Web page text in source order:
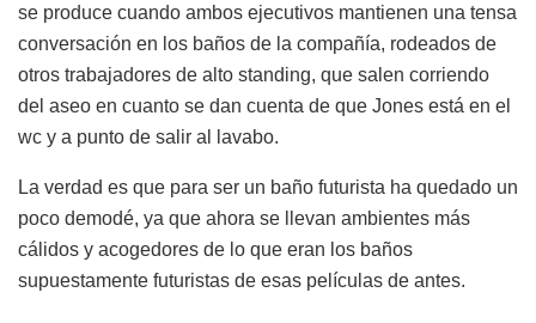
se produce cuando ambos ejecutivos mantienen una tensa
conversación en los baños de la compañía, rodeados de
otros trabajadores de alto standing, que salen corriendo
del aseo en cuanto se dan cuenta de que Jones está en el
wc y a punto de salir al lavabo.
La verdad es que para ser un baño futurista ha quedado un
poco demodé, ya que ahora se llevan ambientes más
cálidos y acogedores de lo que eran los baños
supuestamente futuristas de esas películas de antes.